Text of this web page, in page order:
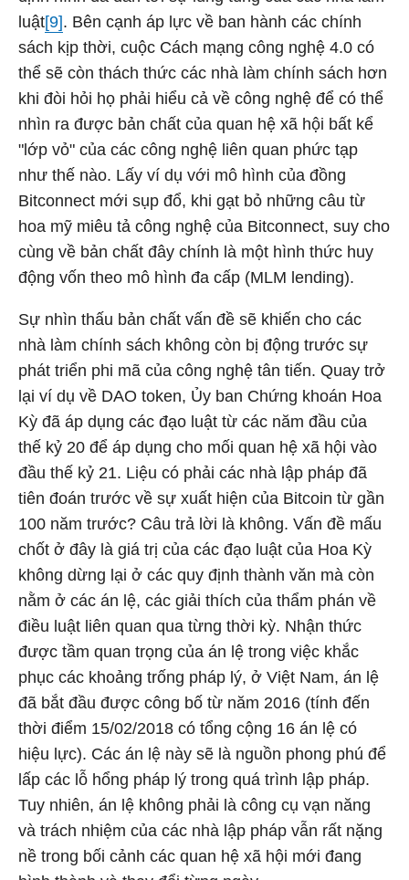
luật[9]. Bên cạnh áp lực về ban hành các chính
sách kịp thời, cuộc Cách mạng công nghệ 4.0 có
thể sẽ còn thách thức các nhà làm chính sách hơn
khi đòi hỏi họ phải hiểu cả về công nghệ để có thể
nhìn ra được bản chất của quan hệ xã hội bất kể
"lớp vỏ" của các công nghệ liên quan phức tạp
như thế nào. Lấy ví dụ với mô hình của đồng
Bitconnect mới sụp đổ, khi gạt bỏ những câu từ
hoa mỹ miêu tả công nghệ của Bitconnect, suy cho
cùng về bản chất đây chính là một hình thức huy
động vốn theo mô hình đa cấp (MLM lending).
Sự nhìn thấu bản chất vấn đề sẽ khiến cho các
nhà làm chính sách không còn bị động trước sự
phát triển phi mã của công nghệ tân tiến. Quay trở
lại ví dụ về DAO token, Ủy ban Chứng khoán Hoa
Kỳ đã áp dụng các đạo luật từ các năm đầu của
thế kỷ 20 để áp dụng cho mối quan hệ xã hội vào
đầu thế kỷ 21. Liệu có phải các nhà lập pháp đã
tiên đoán trước về sự xuất hiện của Bitcoin từ gần
100 năm trước? Câu trả lời là không. Vấn đề mấu
chốt ở đây là giá trị của các đạo luật của Hoa Kỳ
không dừng lại ở các quy định thành văn mà còn
nằm ở các án lệ, các giải thích của thẩm phán về
điều luật liên quan qua từng thời kỳ. Nhận thức
được tầm quan trọng của án lệ trong việc khắc
phục các khoảng trống pháp lý, ở Việt Nam, án lệ
đã bắt đầu được công bố từ năm 2016 (tính đến
thời điểm 15/02/2018 có tổng cộng 16 án lệ có
hiệu lực). Các án lệ này sẽ là nguồn phong phú để
lấp các lỗ hổng pháp lý trong quá trình lập pháp.
Tuy nhiên, án lệ không phải là công cụ vạn năng
và trách nhiệm của các nhà lập pháp vẫn rất nặng
nề trong bối cảnh các quan hệ xã hội mới đang